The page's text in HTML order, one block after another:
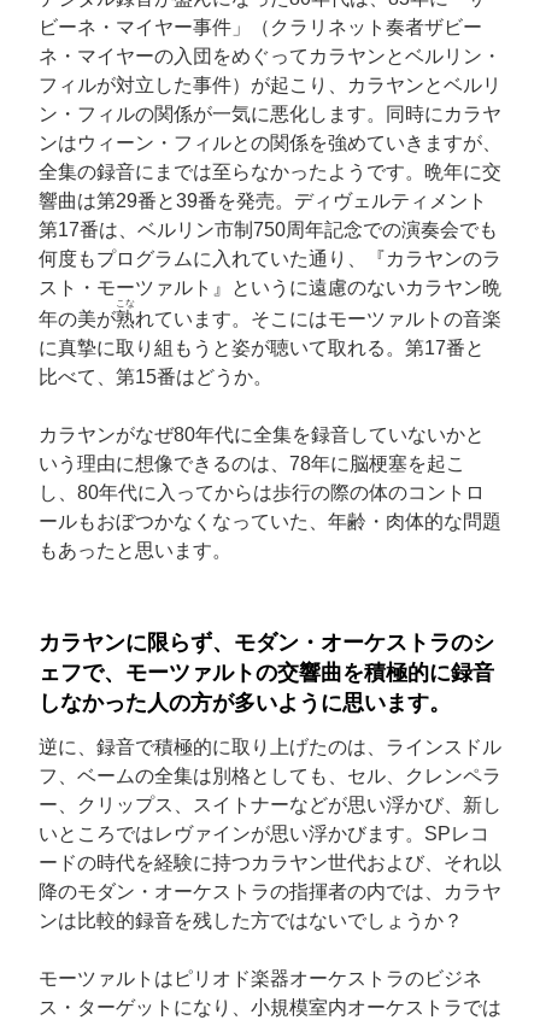
ビーネ・マイヤー事件」（クラリネット奏者ザビー
ネ・マイヤーの入団をめぐってカラヤンとベルリン・
フィルが対立した事件）が起こり、カラヤンとベルリ
ン・フィルの関係が一気に悪化します。同時にカラヤ
ンはウィーン・フィルとの関係を強めていきますが、
全集の録音にまでは至らなかったようです。晩年に交
響曲は第29番と39番を発売。ディヴェルティメント
第17番は、ベルリン市制750周年記念での演奏会でも
何度もプログラムに入れていた通り、『カラヤンのラ
スト・モーツァルト』というに遠慮のないカラヤン晩
年の美が熟
こな
れています。そこにはモーツァルトの音楽
に真摯に取り組もうと姿が聴いて取れる。第17番と
比べて、第15番はどうか。
カラヤンがなぜ80年代に全集を録音していないかと
いう理由に想像できるのは、78年に脳梗塞を起こ
し、80年代に入ってからは歩行の際の体のコントロ
ールもおぼつかなくなっていた、年齢・肉体的な問題
もあったと思います。
カラヤンに限らず、モダン・オーケストラのシ
ェフで、モーツァルトの交響曲を積極的に録音
しなかった人の方が多いように思います。
逆に、録音で積極的に取り上げたのは、ラインスドル
フ、ベームの全集は別格としても、セル、クレンペラ
ー、クリップス、スイトナーなどが思い浮かび、新し
いところではレヴァインが思い浮かびます。SPレコ
ードの時代を経験に持つカラヤン世代および、それ以
降のモダン・オーケストラの指揮者の内では、カラヤ
ンは比較的録音を残した方ではないでしょうか？
モーツァルトはピリオド楽器オーケストラのビジネ
ス・ターゲットになり、小規模室内オーケストラでは